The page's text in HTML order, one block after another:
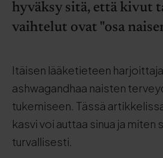
hyväksy sitä, että kivut
vaihtelut ovat "osa
Itäisen lääketieteen
ashwagandhaa naisten
tukemiseen. Tässä
kasvi voi auttaa sinua ja miten
turvallisesti.